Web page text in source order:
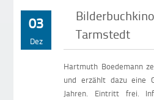
03
Dez
Tarmstedt
Hartmuth Boedemann
und erzählt dazu eine
Jahren. Eintritt frei.